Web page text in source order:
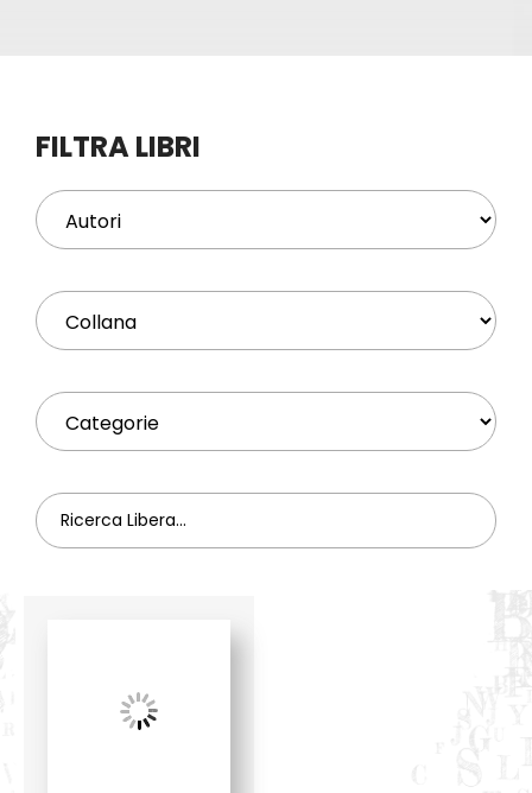
Profilo
FILTRA LIBRI